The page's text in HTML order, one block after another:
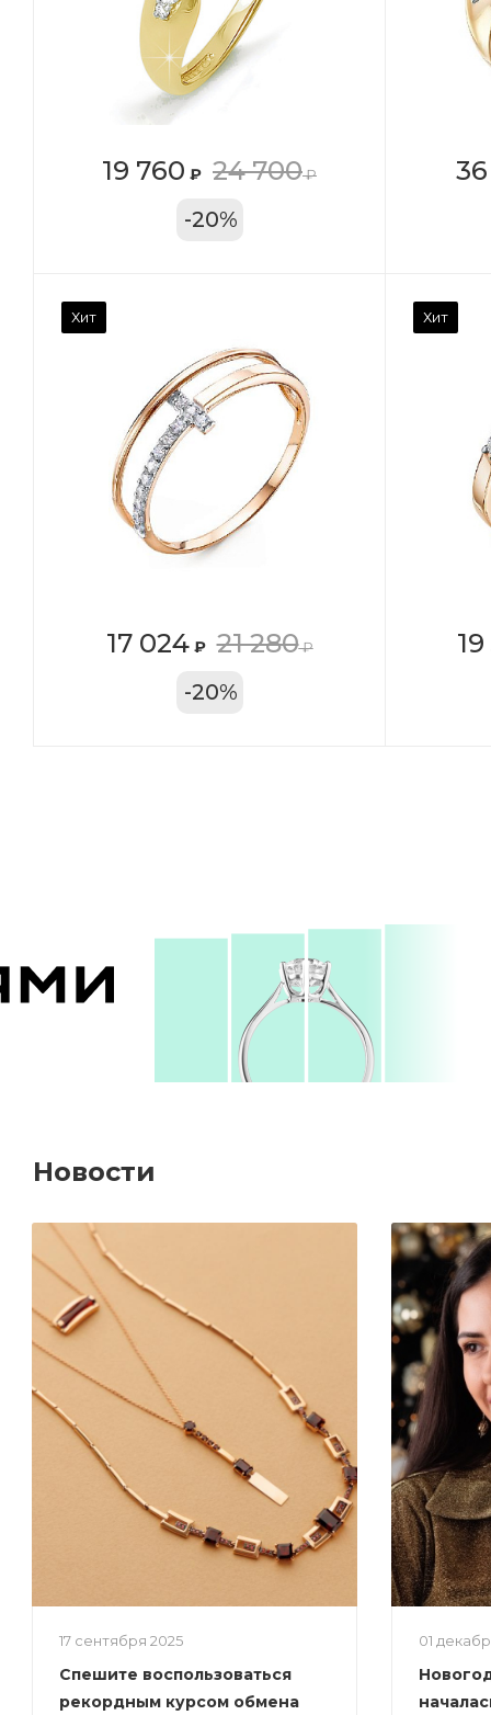
19 760 ₽ 24 700₽
-20%
2.39
Цвет золота
КРАС
ТРЦ «Московский
Проспект»
1.4
Хит
17 024₽ 21 280₽
-20%
Хит
Вес драгметалла
1.27
Марка (бренд)
Дельта
Цвет золота
ТРЦ «Московский
Проспект»
Новости
17 сентября 2025
Спешите воспользоваться
рекордным курсом обмена
01